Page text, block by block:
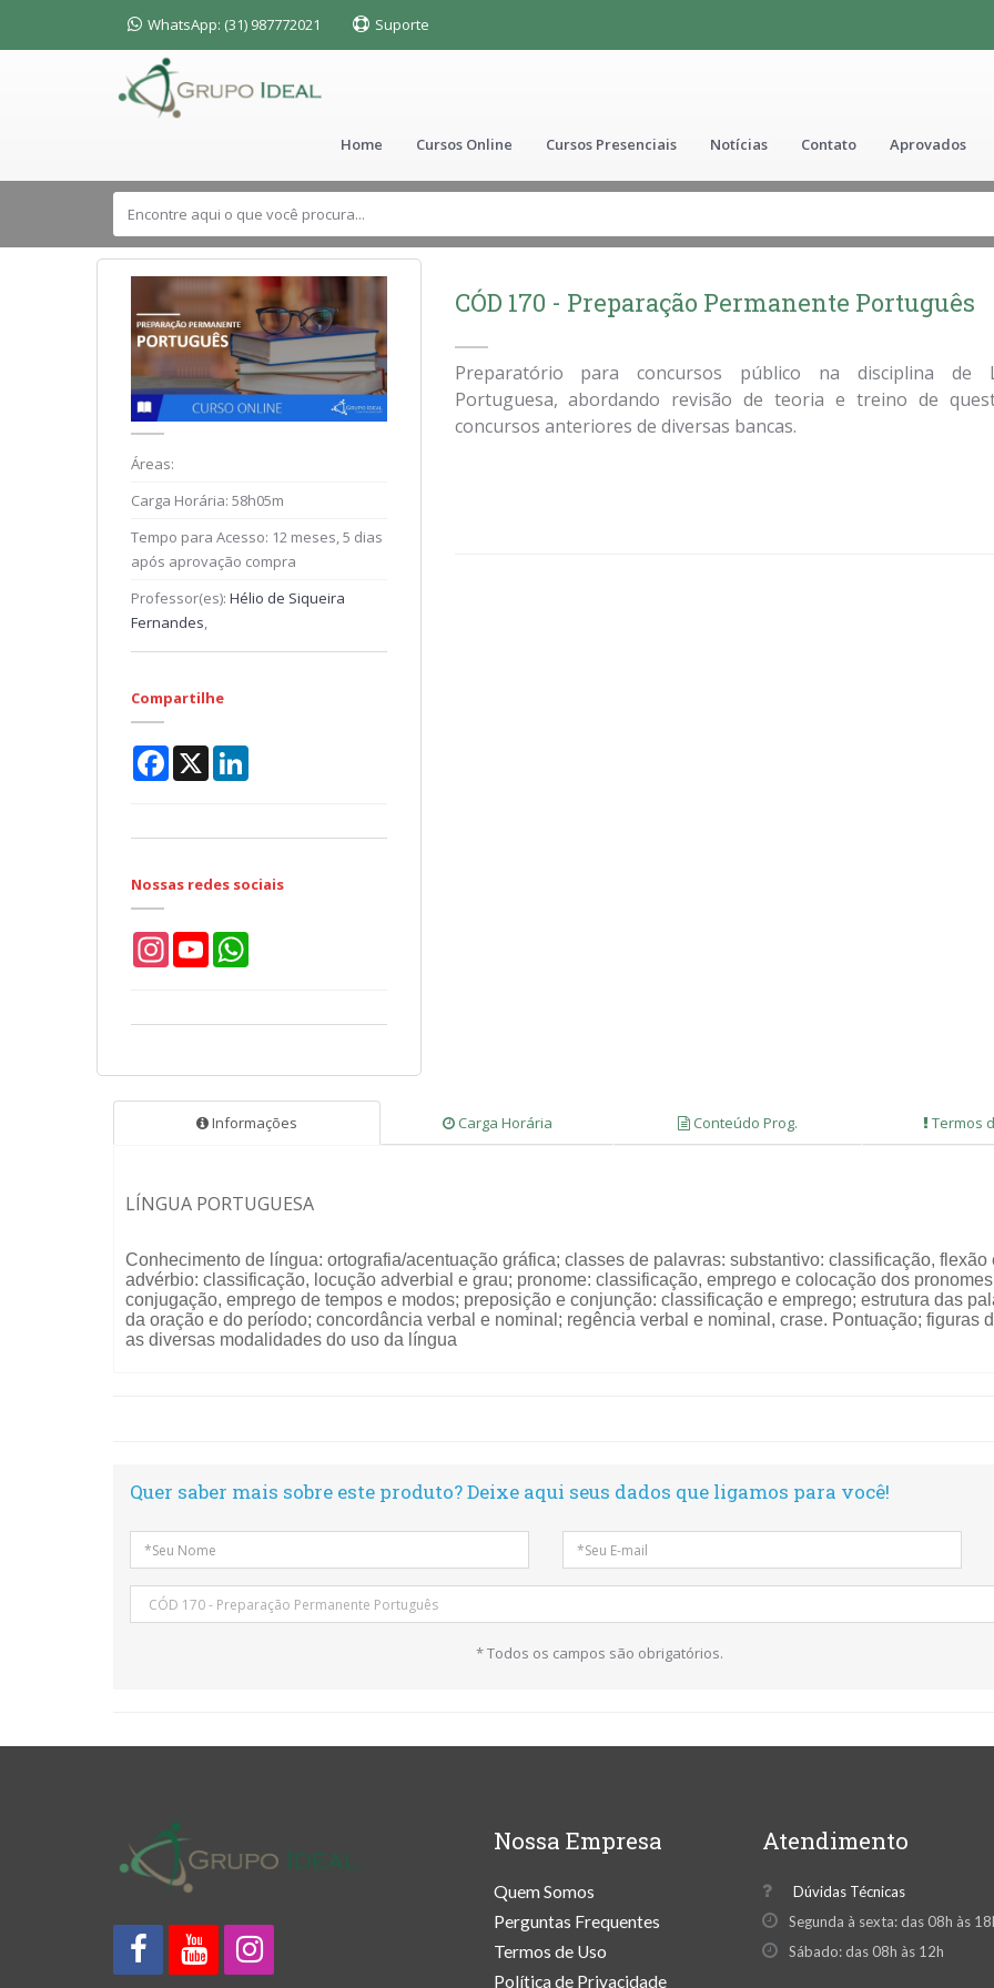
WhatsApp: (31) 987772021 Suporte
Home Cursos Online Cursos Presenciais Notícias Contato Aprovados
CÓD 170 - Preparação Permanente Português
Preparatório para concursos público na disciplina de
Portuguesa, abordando revisão de teoria e treino de
concursos anteriores de diversas bancas.
Áreas:
Carga Horária: 58h05m
Tempo para Acesso: 12 meses, 5 dias
após aprovação compra
Professor(es): Hélio de Siqueira
Fernandes,
Compartilhe
Facebook
X
Nossas redes sociais
InstagramYouTube
Informações Carga Horária Conteúdo Prog. Termos
LÍNGUA PORTUGUESA
Conhecimento de língua: ortografia/acentuação gráfica; classes de palavras: substantivo: classificação,
advérbio: classificação, locução adverbial e grau; pronome: classificação, emprego e colocação dos
conjugação, emprego de tempos e modos; preposição e conjunção: classificação e emprego; estrutura das
da oração e do período; concordância verbal e nominal; regência verbal e nominal, crase. Pontuação; figuras
as diversas modalidades do uso da língua
Quer saber mais sobre este produto? Deixe aqui seus dados que ligamos para você!
* Todos os campos são obrigatórios.
Nossa Empresa
Quem Somos
Perguntas Frequentes
Termos de Uso
Política de Privacidade
Atendimento
Dúvidas Técnicas
Segunda à sexta: das 08h às
Sábado: das 08h às 12h